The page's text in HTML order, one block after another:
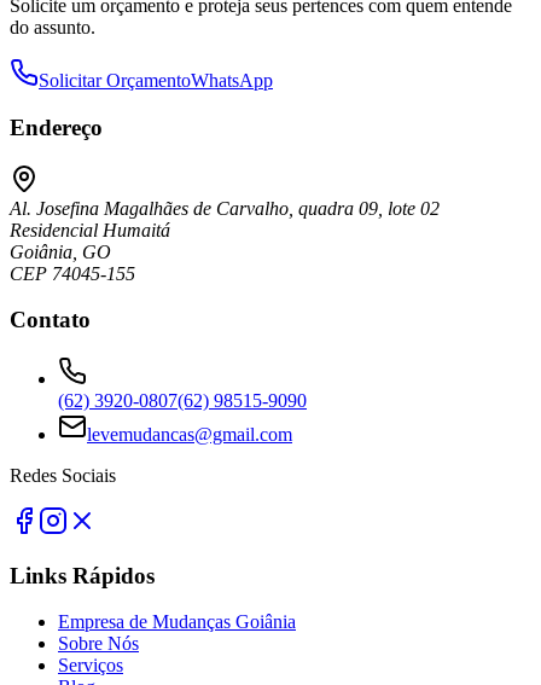
Solicite um orçamento e proteja seus pertences com quem entende
do assunto.
Solicitar OrçamentoWhatsApp
Endereço
Al. Josefina Magalhães de Carvalho, quadra 09, lote 02
Residencial Humaitá
Goiânia, GO
CEP 74045-155
Contato
(62) 3920-0807(62) 98515-9090
levemudancas@gmail.com
Redes Sociais
Links Rápidos
Empresa de Mudanças Goiânia
Sobre Nós
Serviços